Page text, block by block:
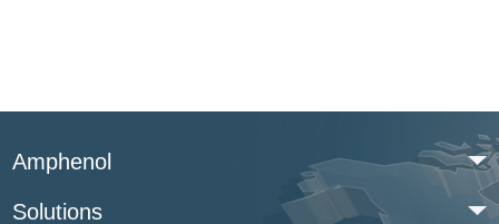
Amphenol
Solutions